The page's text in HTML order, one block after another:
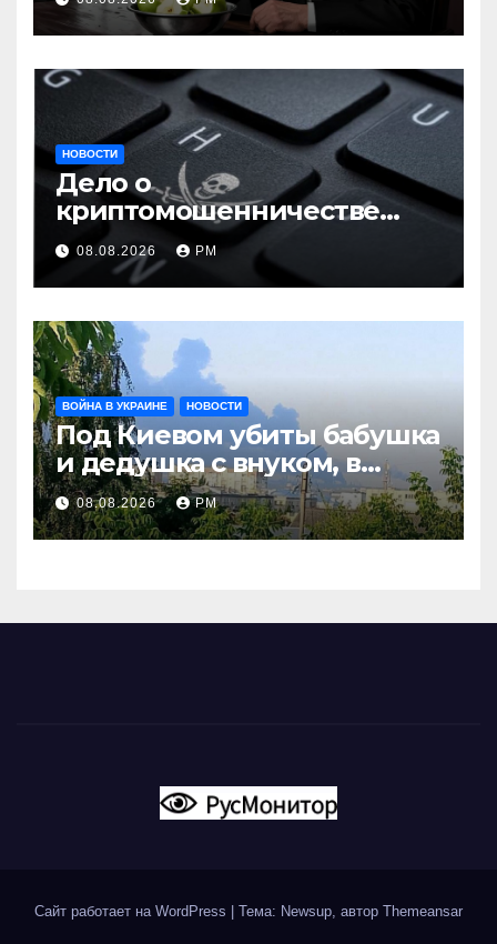
НОВОСТИ
Дело о
криптомошенничестве
оборачивают в содействие
терроризму
08.08.2026 РМ
ВОЙНА В УКРАИНЕ НОВОСТИ
Под Киевом убиты бабушка
и дедушка с внуком, в
Поволжье и на Кубани
вновь горят НПЗ
08.08.2026 РМ
Сайт работает на WordPress | Тема: Newsup, автор Themeansar